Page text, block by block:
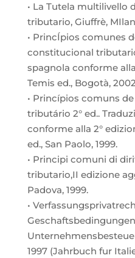
• La Tutela multilivello
tributario, Giuffrè,
• PrincÍpios comunes
constitucional
spagnola conforme
Temis ed., Bogotà,
• Princípios comuns
tributário 2° ed..
conforme alla 2°
ed., San Paolo, 1999.
• Principi comuni di
tributario,II edizione
Padova, 1999.
•
Geschaftsbedingungen
1997 (Jahrbuch fur